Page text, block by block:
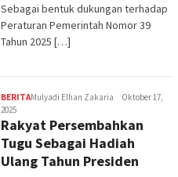
Sebagai bentuk dukungan terhadap
Peraturan Pemerintah Nomor 39
Tahun 2025 […]
BERITAMulyadi Elhan Zakaria
Oktober 17,
2025
Rakyat Persembahkan
Tugu Sebagai Hadiah
Ulang Tahun Presiden